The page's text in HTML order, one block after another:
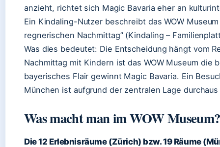
anzieht, richtet sich Magic Bavaria eher an
Ein Kindaling-Nutzer beschreibt das WOW
regnerischen Nachmittag” (Kindaling –
Was dies bedeutet: Die Entscheidung hängt vom
Nachmittag mit Kindern ist das WOW Museum die
bayerisches Flair gewinnt Magic Bavaria. Ein
München ist aufgrund der zentralen Lage durchaus
Was macht man im WOW
Die 12 Erlebnisräume (Zürich) bzw. 19 Räume